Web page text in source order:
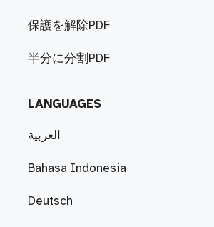
保護を解除PDF
半分に分割PDF
LANGUAGES
العربية
Bahasa Indonesia
Deutsch